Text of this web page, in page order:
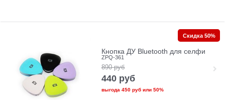
Кнопка ДУ Bluetooth для селфи
ZPQ-361
890 руб
440 руб
выгода 450 рубили 50%
Скидка 50%